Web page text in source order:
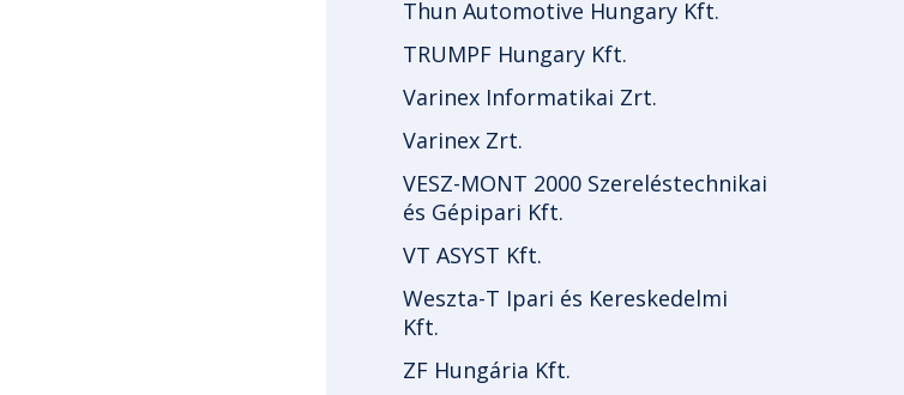
Thun Automotive Hungary Kft.
TRUMPF Hungary Kft.
Varinex Informatikai Zrt.
Varinex Zrt.
VESZ-MONT 2000 Szereléstechnikai
és Gépipari Kft.
VT ASYST Kft.
Weszta-T Ipari és Kereskedelmi
Kft.
ZF Hungária Kft.